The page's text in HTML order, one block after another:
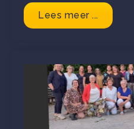
Lees meer ...